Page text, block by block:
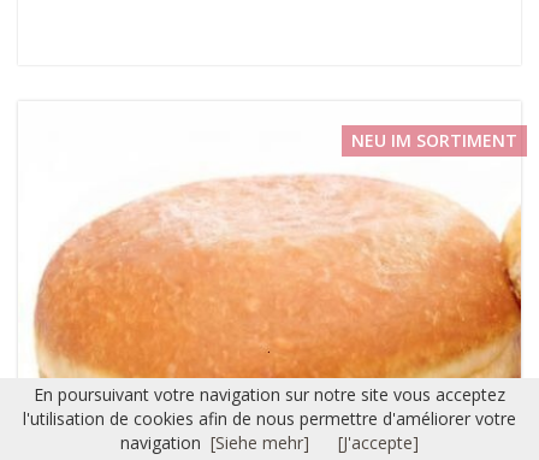
NEU IM SORTIMENT
En poursuivant votre navigation sur notre site vous acceptez
l'utilisation de cookies afin de nous permettre d'améliorer votre
navigation [Siehe mehr] [J'accepte]